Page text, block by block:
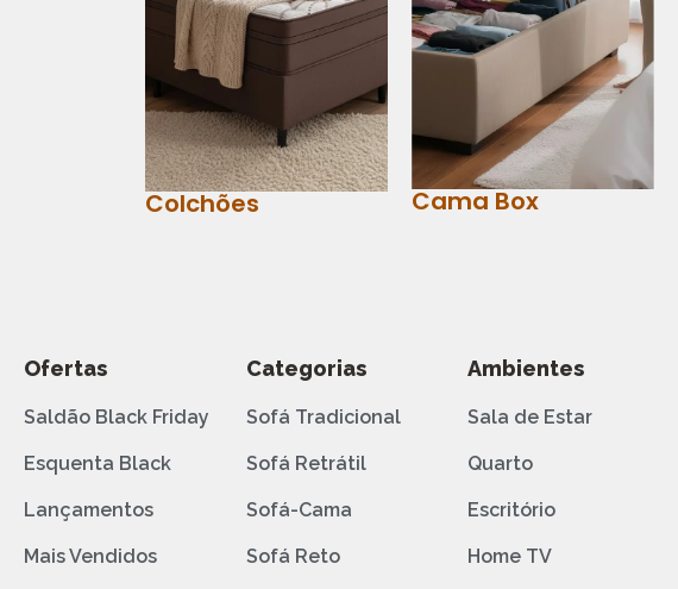
Colchões Cama Box
Ofertas
Saldão Black Friday
Esquenta Black
Lançamentos
Mais Vendidos
Categorias
Sofá Tradicional
Sofá Retrátil
Sofá-Cama
Sofá Reto
Ambientes
Sala de Estar
Quarto
Escritório
Home TV